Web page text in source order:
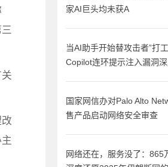
家AI巨头均未获A
当AI助手开始替攻击者”打
Copilot连环提示注入漏洞
国家网信办对Palo Alto
售产品启动网络安全审查
网络还在，服务没了：865